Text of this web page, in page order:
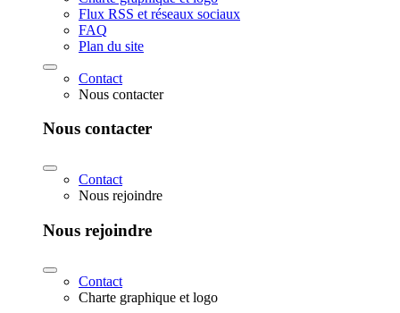
Flux RSS et réseaux sociaux
FAQ
Plan du site
Contact
Nous contacter
Nous contacter
Contact
Nous rejoindre
Nous rejoindre
Contact
Charte graphique et logo